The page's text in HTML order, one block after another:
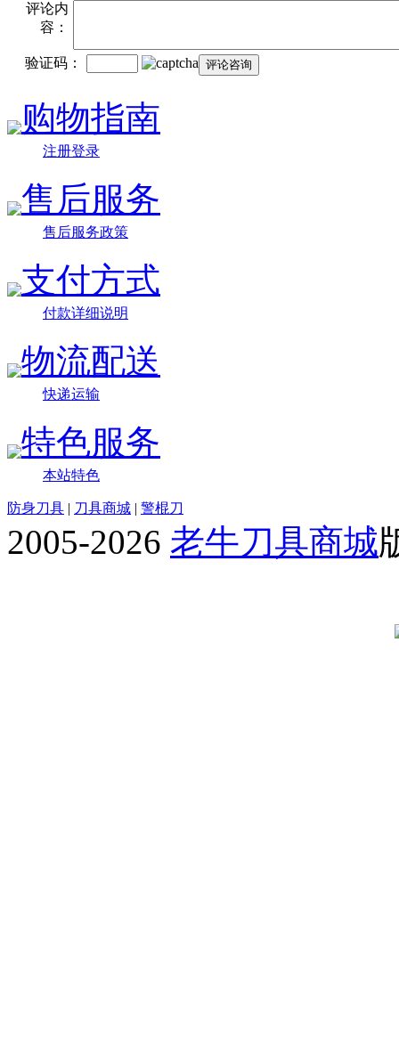
评论内
容：
验证码：
购物指南
注册登录
售后服务
售后服务政策
支付方式
付款详细说明
物流配送
快递运输
特色服务
本站特色
防身刀具 | 刀具商城 | 警棍刀
2005-2026 老牛刀具商城